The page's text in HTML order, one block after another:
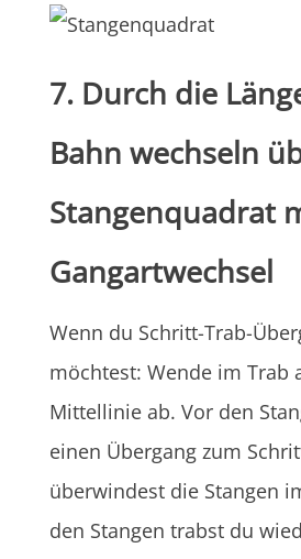
7. Durch die
Bahn wechseln
Stangenquadrat
Gangartwechsel
Wenn du Schritt-Trab-
möchtest: Wende im Trab
Mittellinie ab. Vor den
einen Übergang zum
überwindest die Stangen
den Stangen trabst du